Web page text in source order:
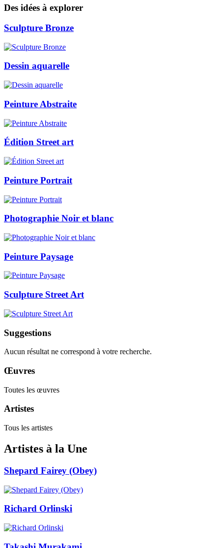
Des idées à explorer
Sculpture Bronze
Dessin aquarelle
Peinture Abstraite
Édition Street art
Peinture Portrait
Photographie Noir et blanc
Peinture Paysage
Sculpture Street Art
Suggestions
Aucun résultat ne correspond à votre recherche.
Œuvres
Toutes les œuvres
Artistes
Tous les artistes
Artistes à la Une
Shepard Fairey (Obey)
Richard Orlinski